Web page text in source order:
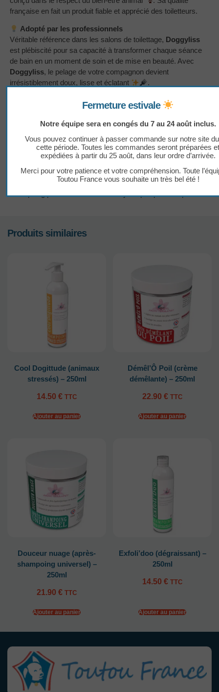
française en fait un produit fiable et apprécié des toiletteurs.
Adopté par les professionnels
Véritable référence dans les salons de toilettage, Doggyliss
est plébiscité pour sa capacité à transformer chaque séance
de bain en un moment de soin et de mise en beauté. Avec
Doggyliss, le pelage de votre compagnon devient
irrésistiblement doux, lisse et éclatant
.
: Eau, tensioactifs non ioniques issus de
glucides végétaux (coco, palmier), tensioactif amphotère issu
de la noix de coco, gélifiants issus d’algues rouges et du maïs,
Utilisation: Appliquez une noisette de shampoing sur la
peau de l’animal préalablement mouillé. Faire mousser,
idéalement avec une fleur de bain ou un gant de toilette.
Rincez abondamment à l’eau avant d’appliquer un après-
shampoing pour renouveler le film hydrolipidique de la peau.
Produits similaires
Cool Dogittude (animaux
stressés) – 250ml
14.50 € TTC
Ajouter au panier
Démêl’Ô Poil (crème
démêlante) – 250ml
22.90 € TTC
Ajouter au panier
Douceur nuage (après-
shampoing universel) –
250ml
21.90 € TTC
Ajouter au panier
Exfoli’doo (dégraissant) –
250ml
14.50 € TTC
Ajouter au panier
Fermeture estivale
Notre équipe sera en congés du 7 au 24 août inclus.
Vous pouvez continuer à passer commande sur notre site
cette période. Toutes les commandes seront préparées et
expédiées à partir du 25 août, dans leur ordre d’arrivée.
Merci pour votre patience et votre compréhension. Toute
Toutou France vous souhaite un très bel été !